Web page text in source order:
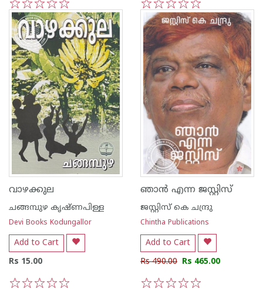
5
4
3
2
1 5
4
3
2
വാഴക്കുല
ചങ്ങമ്പുഴ കൃഷ്ണപിള്ള
Devi Books Kodungallor
Add to Cart
Rs 15.00
ഞാന്‍ എന്ന ജസ്റ്റിസ്‌
ജസ്റ്റിസ് കെ ചന്ദ്രു
Chintha Publications
Add to Cart
Rs 490.00 Rs 465.00